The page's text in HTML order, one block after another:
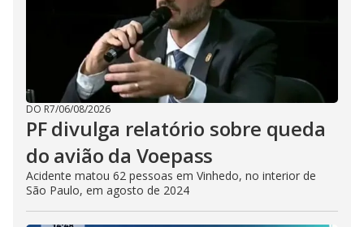
DO R7/06/08/2026
PF divulga relatório sobre queda
do avião da Voepass
Acidente matou 62 pessoas em Vinhedo, no interior de
São Paulo, em agosto de 2024